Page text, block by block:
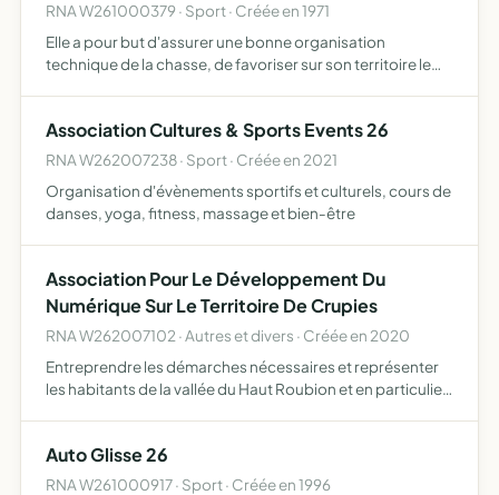
RNA W261000379 · Sport · Créée en 1971
Elle a pour but d'assurer une bonne organisation
technique de la chasse, de favoriser sur son territoire le
l…
Association Cultures & Sports Events 26
RNA W262007238 · Sport · Créée en 2021
Organisation d'évènements sportifs et culturels, cours de
danses, yoga, fitness, massage et bien-être
Association Pour Le Développement Du
Numérique Sur Le Territoire De Crupies
RNA W262007102 · Autres et divers · Créée en 2020
Entreprendre les démarches nécessaires et représenter
les habitants de la vallée du Haut Roubion et en particulier
Auto Glisse 26
RNA W261000917 · Sport · Créée en 1996